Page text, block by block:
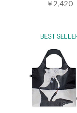
￥2,420